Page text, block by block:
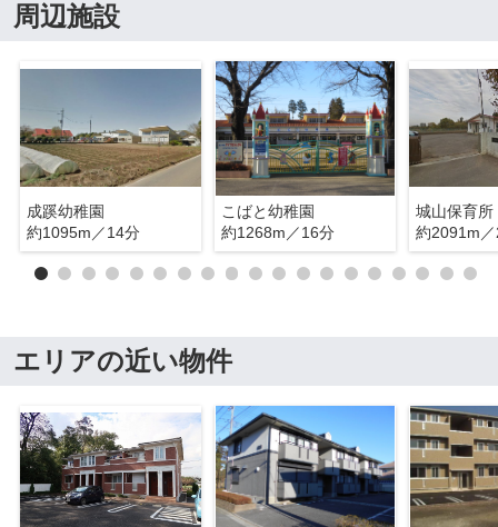
周辺施設
成蹊幼稚園
約1095m／14分
こばと幼稚園
約1268m／16分
城山保育所
約2091m
エリアの近い物件